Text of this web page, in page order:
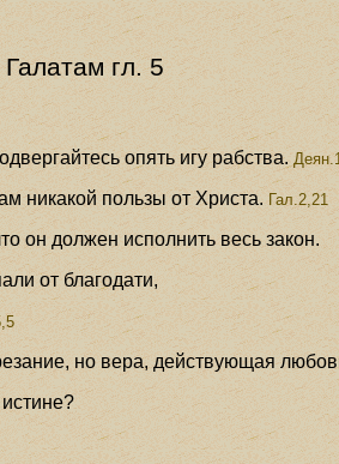
Галатам гл. 5
опять игу рабства.
никакой пользы от Христа. Гал.2,21
он должен исполнить весь закон.
от благодати,
но вера, действующая